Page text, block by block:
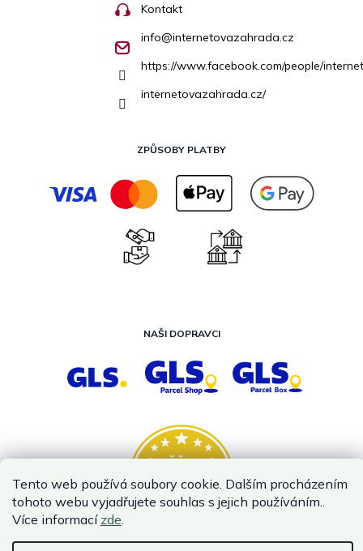
Tento web používá soubory cookie. Dalším procházením
tohoto webu vyjadřujete souhlas s jejich používáním..
Více informací zde.
Kontakt
info@internetovazahrada.cz
https://www.facebook.com/people/
internetovazahrada.cz/
ZPŮSOBY PLATBY
NAŠI DOPRAVCI